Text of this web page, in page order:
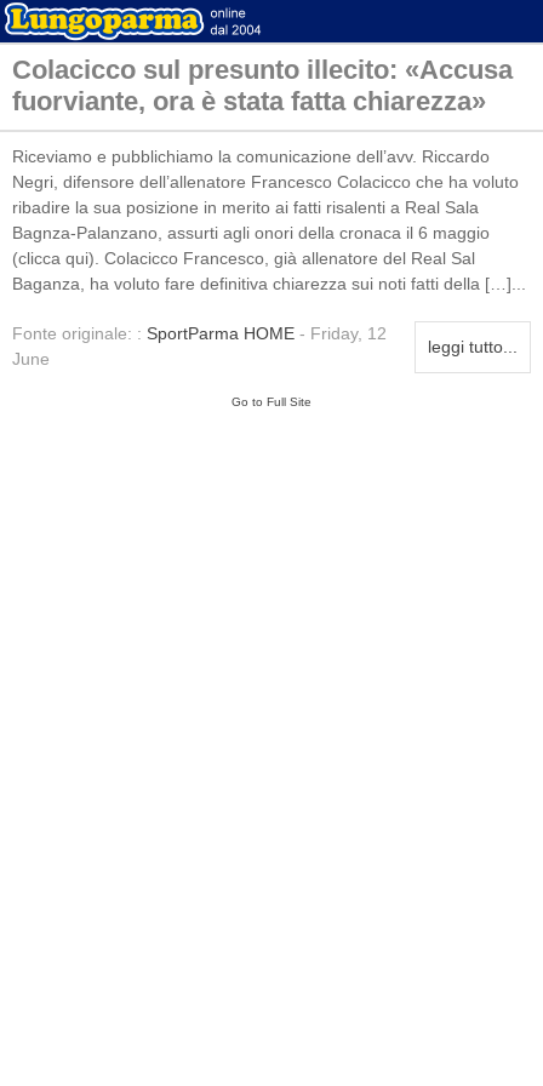
Colacicco sul presunto illecito: «Accusa
fuorviante, ora è stata fatta chiarezza»
Riceviamo e pubblichiamo la comunicazione dell’avv. Riccardo
Negri, difensore dell’allenatore Francesco Colacicco che ha voluto
ribadire la sua posizione in merito ai fatti risalenti a Real Sala
Bagnza-Palanzano, assurti agli onori della cronaca il 6 maggio
(clicca qui). Colacicco Francesco, già allenatore del Real Sal
Baganza, ha voluto fare definitiva chiarezza sui noti fatti della […]...
leggi tutto...
Fonte originale: : SportParma HOME - Friday, 12
June
Go to Full Site